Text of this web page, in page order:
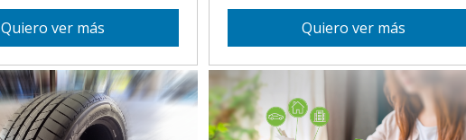
Quiero ver más Quiero ver más